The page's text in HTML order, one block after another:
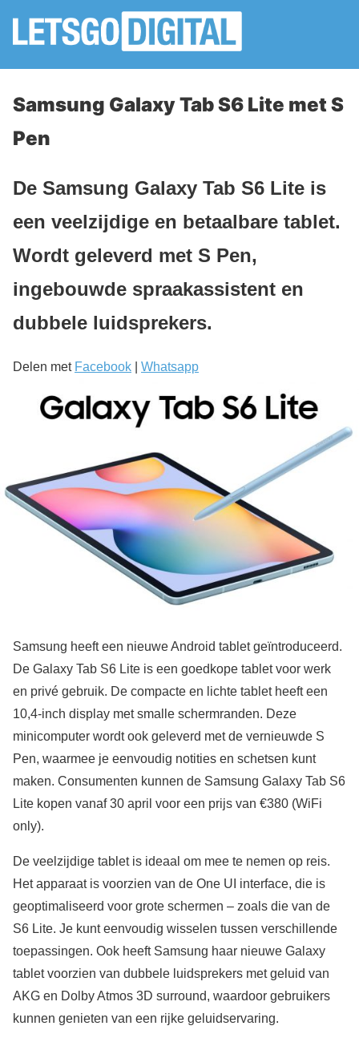
Samsung Galaxy Tab S6 Lite met S
Pen
De Samsung Galaxy Tab S6 Lite is
een veelzijdige en betaalbare tablet.
Wordt geleverd met S Pen,
ingebouwde spraakassistent en
dubbele luidsprekers.
Delen met Facebook Whatsapp
Samsung heeft een nieuwe Android tablet geïntroduceerd.
De Galaxy Tab S6 Lite is een goedkope tablet voor werk
en privé gebruik. De compacte en lichte tablet heeft een
10,4-inch display met smalle schermranden. Deze
minicomputer wordt ook geleverd met de vernieuwde S
Pen, waarmee je eenvoudig notities en schetsen kunt
maken. Consumenten kunnen de Samsung Galaxy Tab S6
Lite kopen vanaf 30 april voor een prijs van €380 (WiFi
only).
De veelzijdige tablet is ideaal om mee te nemen op reis.
Het apparaat is voorzien van de One UI interface, die is
geoptimaliseerd voor grote schermen – zoals die van de
S6 Lite. Je kunt eenvoudig wisselen tussen verschillende
toepassingen. Ook heeft Samsung haar nieuwe Galaxy
tablet voorzien van dubbele luidsprekers met geluid van
AKG en Dolby Atmos 3D surround, waardoor gebruikers
kunnen genieten van een rijke geluidservaring.